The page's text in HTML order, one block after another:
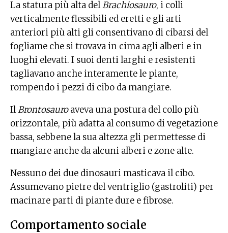
La statura più alta delBrachiosauro, i colli
verticalmente flessibili ed eretti e gli arti
anteriori più alti gli consentivano di cibarsi del
fogliame che si trovava in cima agli alberi e in
luoghi elevati. I suoi denti larghi e resistenti
tagliavano anche interamente le piante,
rompendo i pezzi di cibo da mangiare.
IlBrontosauroaveva una postura del collo più
orizzontale, più adatta al consumo di vegetazione
bassa, sebbene la sua altezza gli permettesse di
mangiare anche da alcuni alberi e zone alte.
Nessuno dei due dinosauri masticava il cibo.
Assumevano pietre del ventriglio (gastroliti) per
macinare parti di piante dure e fibrose.
Comportamento sociale